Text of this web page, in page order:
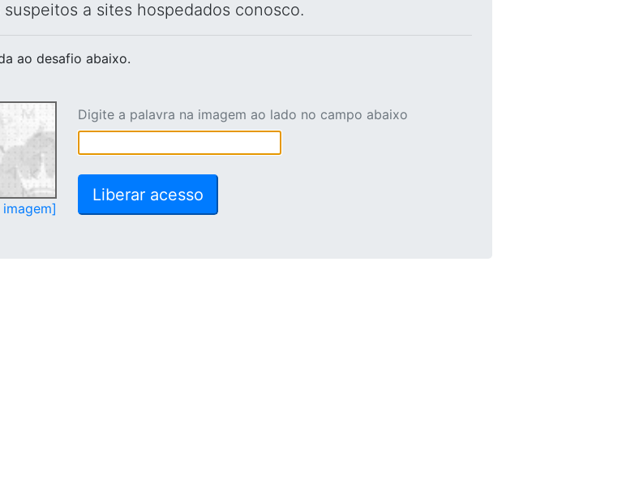
a sites hospedados conosco.
ao desafio abaixo.
Digite a palavra na imagem ao lado no campo abaixo